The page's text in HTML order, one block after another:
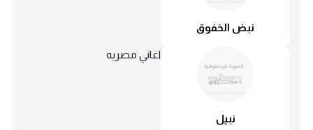
نبض الخفوق
نبيل
اغاني مصريه